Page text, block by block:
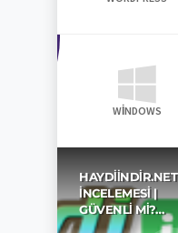
WINDOWS
HAYDIINDIR.NET
İNCELEMESI |
GÜVENLI MI?…